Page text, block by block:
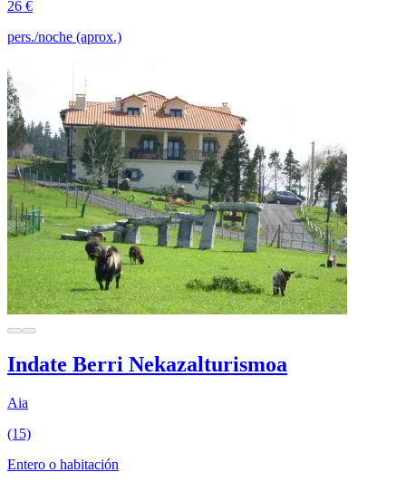
26 €
pers./noche (aprox.)
Indate Berri Nekazalturismoa
Aia
(15)
Entero o habitación